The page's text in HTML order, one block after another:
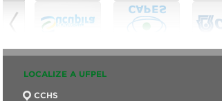
LOCALIZE A UFPEL
CCHS